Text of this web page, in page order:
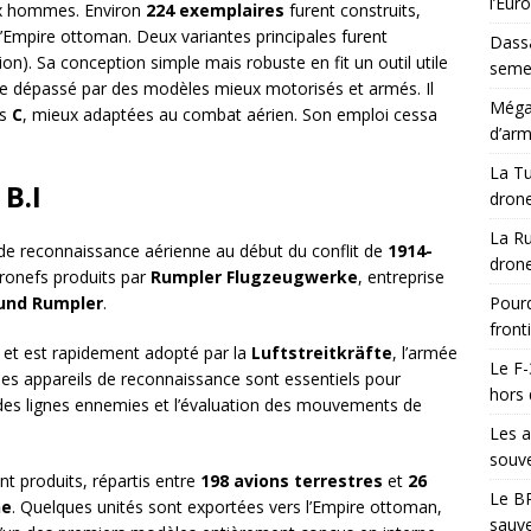
hommes. Environ 224 exemplaires furent construits,
ottoman. Deux variantes principales furent
Sa conception simple mais robuste en fit un outil utile
dépassé par des modèles mieux motorisés et armés. Il
C, mieux adaptées au combat aérien. Son emploi cessa
reconnaissance aérienne au début du conflit de 1914-
produits par Rumpler Flugzeugwerke, entreprise
Rumpler.
et est rapidement adopté par la Luftstreitkräfte, l’armée
appareils de reconnaissance sont essentiels pour
lignes ennemies et l’évaluation des mouvements de
produits, répartis entre 198 avions terrestres et 26
. Quelques unités sont exportées vers l’Empire ottoman,
La
La
Le
hors
Les
Le